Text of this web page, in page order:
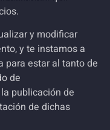
y modificar
y te instamos a
para estar al tanto de
de
publicación de
de dichas